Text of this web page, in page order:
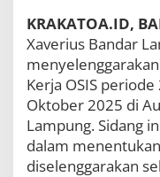
KRAKATOA.ID,
Xaverius Bandar
Kerja OSIS
Oktober 2025 di
Lampung. Sidang
dalam
diselenggarakan